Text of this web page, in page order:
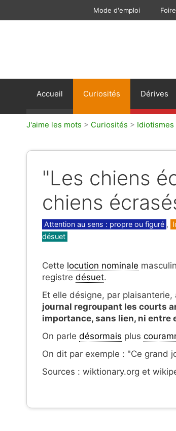
Mode d'emploi
Accueil Curiosités Dérives
J'aime les mots > Curiosités > Idiotismes
"Les chiens
chiens
Catégories
Attention au sens : propre ou figuré ,
désuet
Cette locution nominale
registre désuet.
Et elle désigne, par plaisanterie,
journal regroupant les courts
importance, sans lien, ni entre
On parle désormais plus
On dit par exemple : "Ce grand
Sources : wiktionary.org et